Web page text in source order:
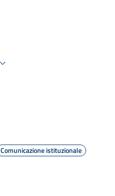
Comunicazione istituzionale